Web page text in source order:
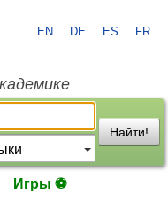
EN DE ES FR
Найти!
Игры ⚽